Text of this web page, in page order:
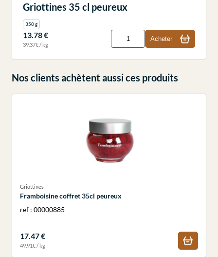
Griottines 35 cl peureux
350 g
13.78 €
39.37€ / kg
Acheter
Nos clients achètent aussi ces produits
Griottines
Framboisine coffret 35cl peureux
ref : 00000885
17.47 €
49.91€ / kg